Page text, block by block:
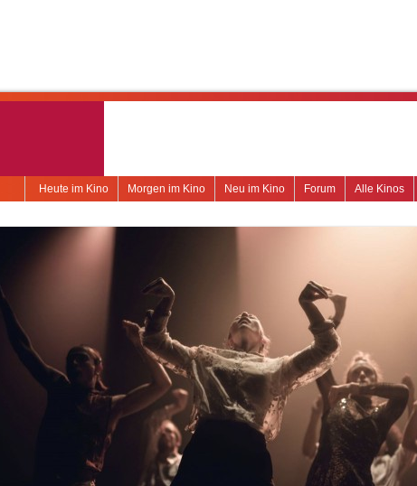
Alle Kinos
Forum
Neu im Kino
Morgen im Kino
Heute im Kino